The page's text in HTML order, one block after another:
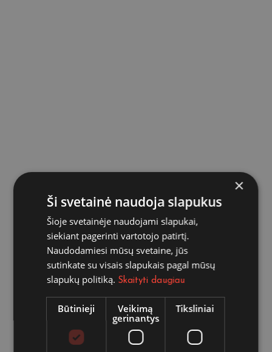
×
Ši svetainė naudoja slapukus
Šioje svetainėje naudojami slapukai,
siekiant pagerinti vartotojo patirtį.
Naudodamiesi mūsų svetaine, jūs
sutinkate su visais slapukais pagal mūsų
slapukų politiką. Skaityti daugiau
Būtinieji
Veikimą
gerinantys
Tiksliniai